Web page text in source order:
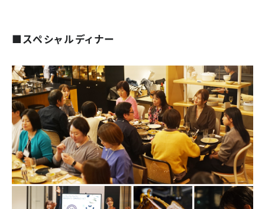
■スペシャルディナー